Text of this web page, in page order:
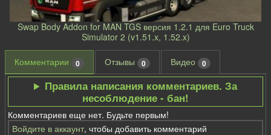
Swap Body Addon for MAN TGS версия 1.2.1 для Euro Truck
Simulator 2 (v1.51.x, 1.52.x)
Комментарии 0 Отзывы 0 Видео 0
Правила написания комментариев. За
несоблюдение - бан!
Комментариев еще нет. Будьте первым!
Войдите в аккаунт, чтобы добавить комментарий